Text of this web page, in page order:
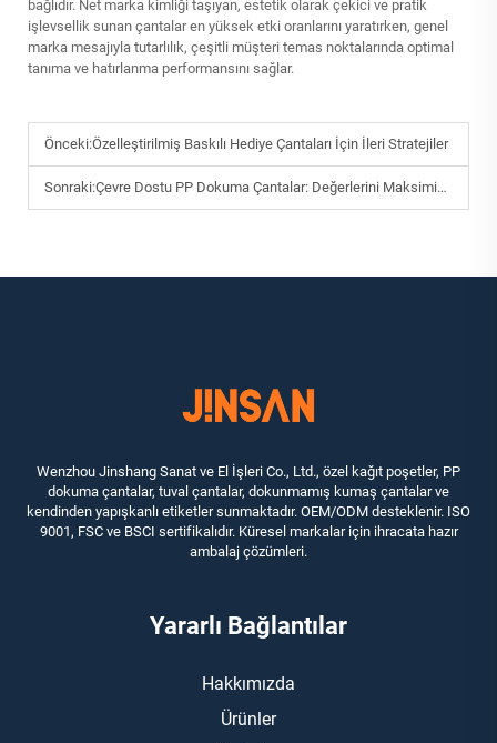
bağlıdır. Net marka kimliği taşıyan, estetik olarak çekici ve pratik
işlevsellik sunan çantalar en yüksek etki oranlarını yaratırken, genel
marka mesajıyla tutarlılık, çeşitli müşteri temas noktalarında optimal
tanıma ve hatırlanma performansını sağlar.
Önceki:Özelleştirilmiş Baskılı Hediye Çantaları İçin İleri Stratejiler
Sonraki:Çevre Dostu PP Dokuma Çantalar: Değerlerini Maksimize Etme
Wenzhou Jinshang Sanat ve El İşleri Co., Ltd., özel kağıt poşetler, PP
dokuma çantalar, tuval çantalar, dokunmamış kumaş çantalar ve
kendinden yapışkanlı etiketler sunmaktadır. OEM/ODM desteklenir. ISO
9001, FSC ve BSCI sertifikalıdır. Küresel markalar için ihracata hazır
ambalaj çözümleri.
Yararlı Bağlantılar
Hakkımızda
Ürünler